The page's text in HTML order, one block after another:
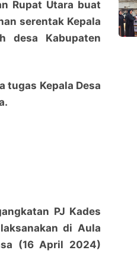
Rupat Utara buat
serentak Kepala
desa Kabupaten
tugas Kepala Desa
PJ Kades
di Aula
(16 April 2024)